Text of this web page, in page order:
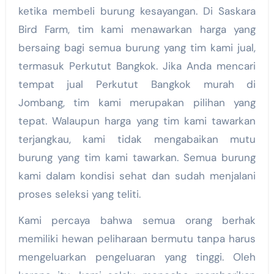
ketika membeli burung kesayangan. Di Saskara
Bird Farm, tim kami menawarkan harga yang
bersaing bagi semua burung yang tim kami jual,
termasuk Perkutut Bangkok. Jika Anda mencari
tempat jual Perkutut Bangkok murah di
Jombang, tim kami merupakan pilihan yang
tepat. Walaupun harga yang tim kami tawarkan
terjangkau, kami tidak mengabaikan mutu
burung yang tim kami tawarkan. Semua burung
kami dalam kondisi sehat dan sudah menjalani
proses seleksi yang teliti.
Kami percaya bahwa semua orang berhak
memiliki hewan peliharaan bermutu tanpa harus
mengeluarkan pengeluaran yang tinggi. Oleh